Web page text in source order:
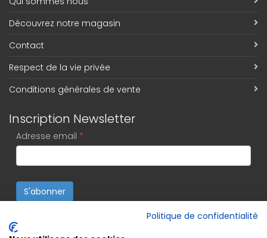
Découvrez notre magasin
Contact
Respect de la vie privée
Conditions générales de vente
Inscription Newsletter
Adresse email *
S'abonner
Politique de confidentialité